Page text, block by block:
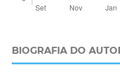
BIOGRAFIA DO